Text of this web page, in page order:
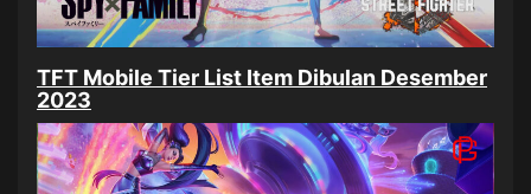
TFT Mobile Tier List Item Dibulan Desember
2023